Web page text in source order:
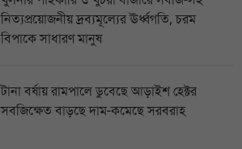
নিত্যপ্রয়োজনীয় দ্রব্যমূল্যের ঊর্ধ্বগতি, চরম
বিপাকে সাধারণ মানুষ
টানা বর্ষায় রামপালে ডুবেছে আড়াইশ হেক্টর
সবজিক্ষেত বাড়ছে দাম-কমেছে সরবরাহ